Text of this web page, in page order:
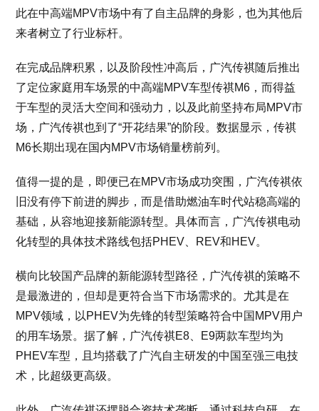
此在中高端MPV市场中有了自主品牌的身影，也为其他后
来者树立了行业标杆。
在完成品牌积累，以及阶段性冲高后，广汽传祺随后推出
了定位家庭用车场景的中高端MPV车型传祺M6，而得益
于车型的灵活大空间和强动力，以及此前坚持布局MPV市
场，广汽传祺也到了“开花结果”的阶段。数据显示，传祺
M6长期出现在国内MPV市场销量榜前列。
值得一提的是，即便已在MPV市场成功突围，广汽传祺依
旧没有停下前进的脚步，而是借助燃油车时代站稳高端的
基础，从容地迎接新能源转型。具体而言，广汽传祺电动
化转型的具体技术路线包括PHEV、REV和HEV。
横向比较国产品牌的新能源转型路径，广汽传祺的策略不
是最激进的，但却是更符合当下市场需求的。尤其是在
MPV领域，以PHEV为先锋的转型策略符合中国MPV用户
的用车场景。据了解，广汽传祺E8、E9两款车型均为
PHEV车型，且均搭载了广汽自主研发的中国至强三电技
术，比超级更高级。